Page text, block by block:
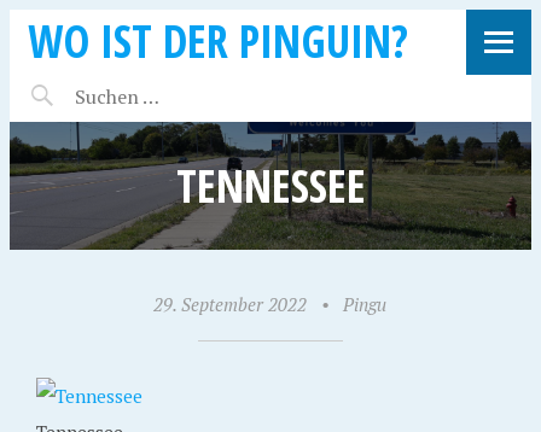
WO IST DER PINGUIN?
TENNESSEE
29. September 2022 • Pingu